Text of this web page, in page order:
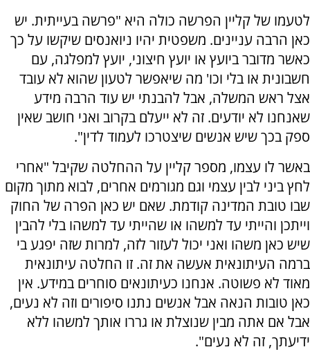
לטעמו של קליין הפרשה כולה היא "פרשה בעייתית. יש
כאן הרבה עניינים. משפטית יהיו ניואנסים שיקשו על כך
כאשר מדובר ביועץ או יועץ חיצוני, יועץ למפלגה, עם
חשבונית או בלי וכו' מה שיאפשר לטעון שהוא לא עובד
אצל ראש המשלה, אבל להבנתי יש עוד הרבה מידע
שאנחנו לא יודעים. זה לא ייעלם בקרוב ואני חושב שאין
ספק בכך שיש אנשים שיצטרכו לעמוד לדין".
באשר לו עצמו, מספר קליין על ההחלטה שקיבל "אחרי
לחץ ביני לבין עצמי וגם מגורמים אחרים, לבוא מתוך מקום
שבו טובת המדינה קודמת. שאם יש כאן הפרה של החוק
וייתכן והייתי עד למשהו או שהייתי עד למשהו בלי להבין
שיש כאן משהו ואני יכול לעזור לזה, למרות שזה יפגע בי
ברמה העיתונאית אעשה את זה. זו החלטה עיתונאית
מאוד לא פשוטה. אנחנו כעיתונאים סוחרים במידע. אין
כאן טובות הנאה אבל אנשים נתנו סיפורים וזה לא נעים,
אבל אם אתה מבין שנוצלת או גררו אותך למשהו ללא
ידיעתך, זה לא נעים".